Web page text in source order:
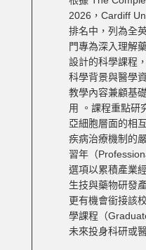
2026，Cardiff
排名中，列為全
門專為深入理解
設計的科學課程
科學背景與醫學
教學內容兼顧基
用 。課程重點研
亞細胞層面的相
疾病治療機制的
習年（
選項以累積產業
生技與藥物研發
更有機會銜接該
學課程（
未來投身科研或